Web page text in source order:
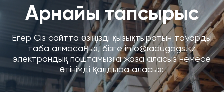
Арнайы тапсырыс
Егер Сіз сайтта өзіңізді қызықтыратын тауарды
таба алмасаңыз, бізге info@radugags.kz
электрондық поштамызға жаза аласыз немесе
өтінімді қалдыра аласыз: